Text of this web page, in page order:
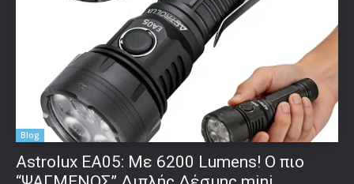
Blog
Astrolux ΕΑ05: Με 6200 Lumens! Ο πιο